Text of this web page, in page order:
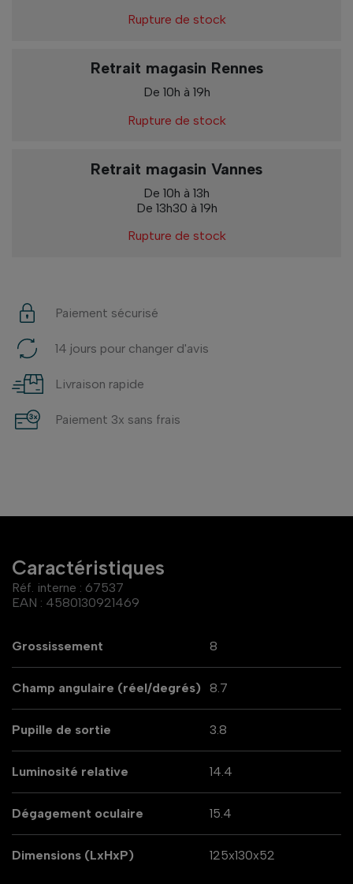
Rupture de stock
Retrait magasin Rennes
De 10h à 19h
Rupture de stock
Retrait magasin Vannes
De 10h à 13h
De 13h30 à 19h
Rupture de stock
Paiement sécurisé
14 jours pour changer d'avis
Livraison rapide
Paiement 3x sans frais
Caractéristiques
Réf. interne : 67537
EAN : 4580130921469
Grossissement 8
Champ angulaire (réel/degrés) 8.7
Pupille de sortie 3.8
Luminosité relative 14.4
Dégagement oculaire 15.4
Dimensions (LxHxP) 125x130x52